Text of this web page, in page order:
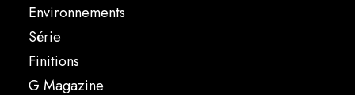
Environnements
Série
Finitions
G Magazine